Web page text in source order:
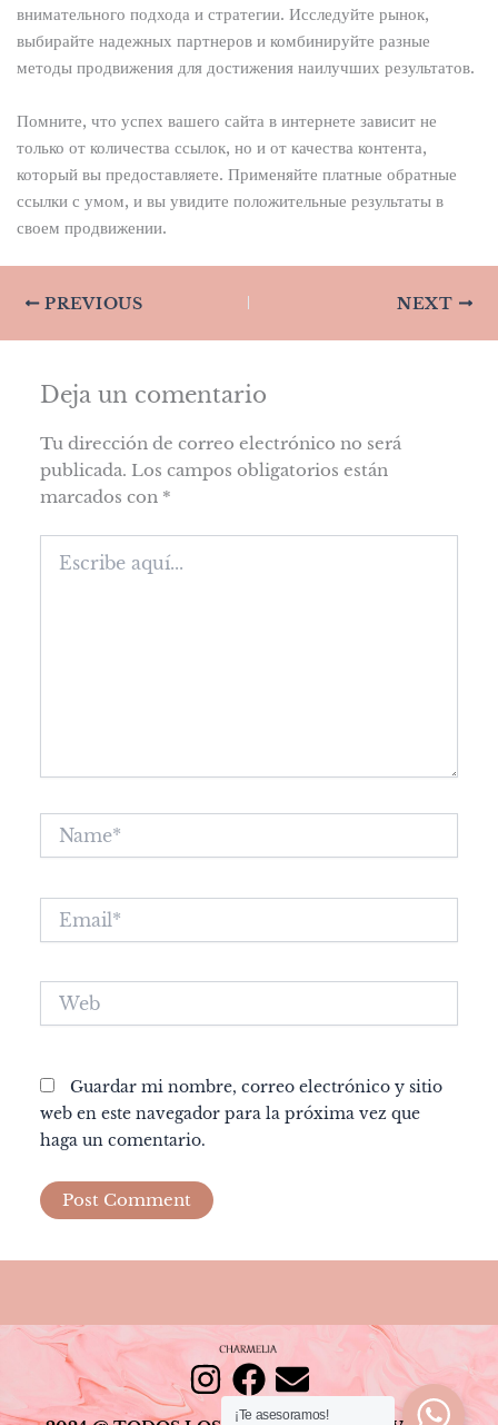
внимательного подхода и стратегии. Исследуйте рынок,
выбирайте надежных партнеров и комбинируйте разные
методы продвижения для достижения наилучших результатов.
Помните, что успех вашего сайта в интернете зависит не
только от количества ссылок, но и от качества контента,
который вы предоставляете. Применяйте платные обратные
ссылки с умом, и вы увидите положительные результаты в
своем продвижении.
PREVIOUS NEXT
Deja un comentario
Tu dirección de correo electrónico no será
publicada. Los campos obligatorios están
marcados con *
aquí...
Name*
Web
Guardar mi nombre, correo electrónico y sitio
web en este navegador para la próxima vez que
haga un comentario.
I
F E
¡Te asesoramos!